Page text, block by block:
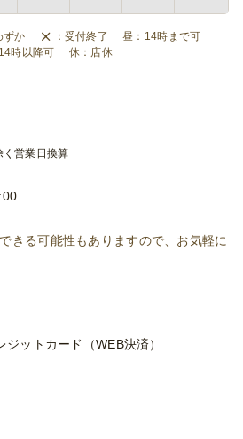
ずか 受付終了
14時まで可
14時以降可
店休
営業日換算
きる可能性もありますので、お気軽に
ットカード（WEB決済）